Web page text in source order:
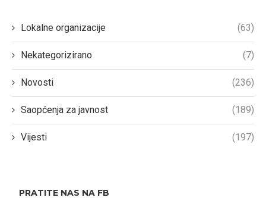
Lokalne organizacije (63)
Nekategorizirano (7)
Novosti (236)
Saopćenja za javnost (189)
Vijesti (197)
PRATITE NAS NA FB